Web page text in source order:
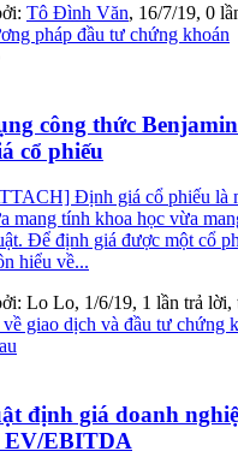
Tô Đình Văn, 16/7/19, 0
pháp đầu tư chứng khoán
công thức
cổ phiếu
Định giá cổ phiếu là
mang tính khoa học vừa
Để định giá được một cổ
hiểu về...
Lo Lo, 1/6/19, 1 lần trả lời,
giao dịch và đầu tư chứng
định giá doanh
EV/EBITDA